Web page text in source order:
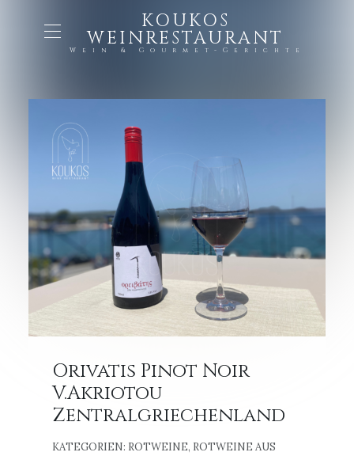
KOUKOS
WEINRESTAURANT
Wein & Gourmet-Gerichte
Orivatis Pinot Noir
V.Akriotou
Zentralgriechenland
KATEGORIEN: ROTWEINE, ROTWEINE AUS